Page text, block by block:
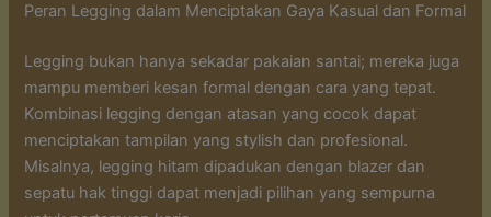
Peran Legging dalam Menciptakan Gaya Kasual dan Formal
Legging bukan hanya sekadar pakaian santai; mereka juga
mampu memberi kesan formal dengan cara yang tepat.
Kombinasi legging dengan atasan yang cocok dapat
menciptakan tampilan yang stylish dan profesional.
Misalnya, legging hitam dipadukan dengan blazer dan
sepatu hak tinggi dapat menjadi pilihan yang sempurna